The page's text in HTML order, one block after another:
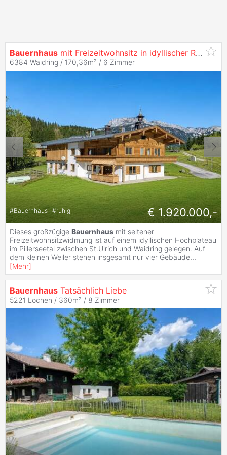
Bauernhaus mit Freizeitwohnsitz in idyllischer Ruhelage
6384 Waidring / 170,36m² / 6 Zimmer
#Bauernhaus #ruhig € 1.920.000,-
Dieses großzügige Bauernhaus mit seltener
Freizeitwohnsitzwidmung ist auf einem idyllischen Hochplateau
im Pillerseetal zwischen St.Ulrich und Waidring gelegen. Auf
dem kleinen Weiler stehen insgesamt nur vier Gebäude...
[Mehr]
Bauernhaus Tatsächlich Liebe
5221 Lochen / 360m² / 8 Zimmer